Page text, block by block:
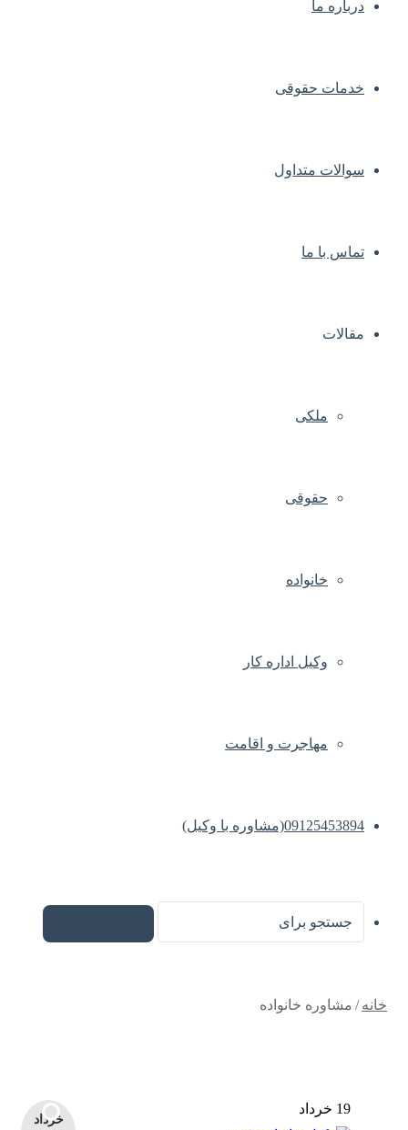
درباره ما
خدمات حقوقی
سوالات متداول
تماس با ما
مقالات
ملکی
حقوقی
خانواده
وکیل اداره کار
مهاجرت و اقامت
09125453894(مشاوره با وکیل)
خانه / مشاوره خانواده
خرداد
19 خرداد